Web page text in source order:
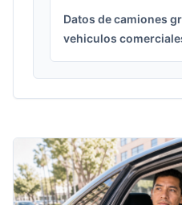
Datos de camiones
vehiculos